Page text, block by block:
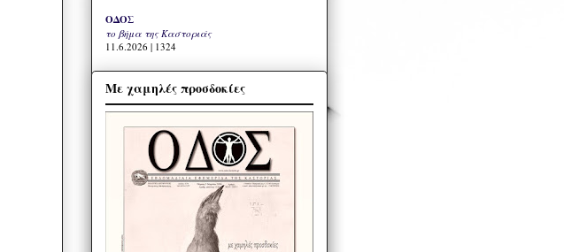
ΟΔΟΣ
το βήμα της Καστοριάς
11.6.2026 | 1324
Με χαμηλές προσδοκίες